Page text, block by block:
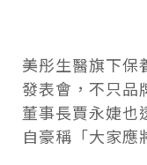
美彤生醫旗下保
發表會，不只品
董事長賈永婕也
自豪稱「大家應